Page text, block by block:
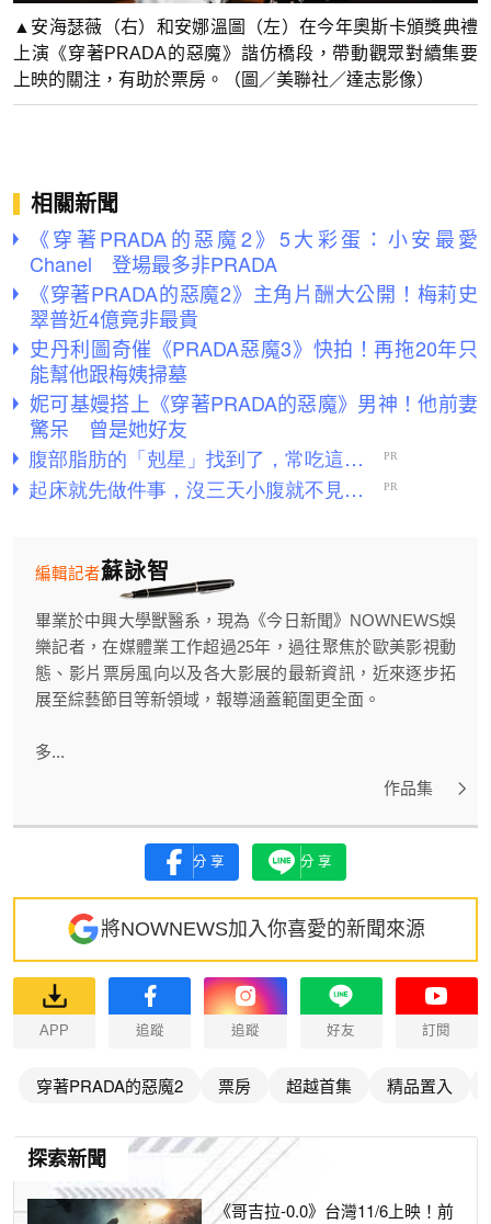
▲安海瑟薇（右）和安娜溫圖（左）在今年奧斯卡頒獎典禮
上演《穿著PRADA的惡魔》諧仿橋段，帶動觀眾對續集要
上映的關注，有助於票房。（圖／美聯社／達志影像）
相關新聞
《穿著PRADA的惡魔2》5大彩蛋：小安最愛
Chanel 登場最多非PRADA
《穿著PRADA的惡魔2》主角片酬大公開！梅莉史
翠普近4億竟非最貴
史丹利圖奇催《PRADA惡魔3》快拍！再拖20年只
能幫他跟梅姨掃墓
妮可基嫚搭上《穿著PRADA的惡魔》男神！他前妻
驚呆 曾是她好友
蘇詠智
編輯記者
畢業於中興大學獸醫系，現為《今日新聞》NOWNEWS娛
樂記者，在媒體業工作超過25年，過往聚焦於歐美影視動
態、影片票房風向以及各大影展的最新資訊，近來逐步拓
展至綜藝節目等新領域，報導涵蓋範圍更全面。
多...
作品集
分享 分享
將NOWNEWS加入你喜愛的新聞來源
APP 追蹤 追蹤 好友 訂閱
穿著PRADA的惡魔2 票房 超越首集 精品置入
探索新聞
《哥吉拉-0.0》台灣11/6上映！前